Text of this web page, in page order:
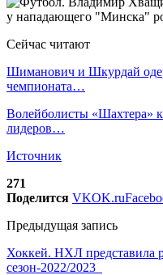
Сейчас читают
Шиманович и Шкурдай
чемпионата…
Волейболисты «Шахтера»
лидеров…
Источник
271
Поделится VKOK.ru
Предыдущая запись
Хоккей. НХЛ представила
сезон-2022/2023